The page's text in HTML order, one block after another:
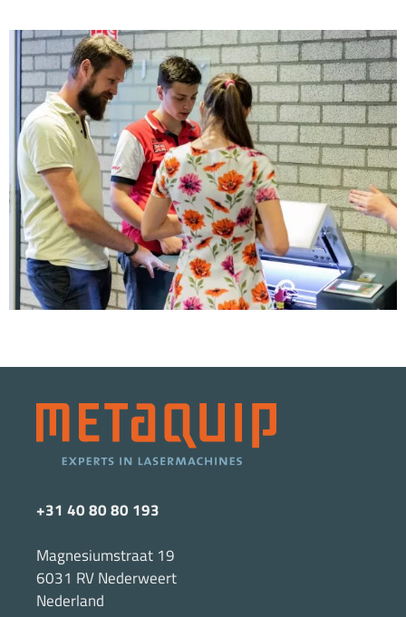
+31 40 80 80 193
Magnesiumstraat 19
6031 RV Nederweert
Nederland